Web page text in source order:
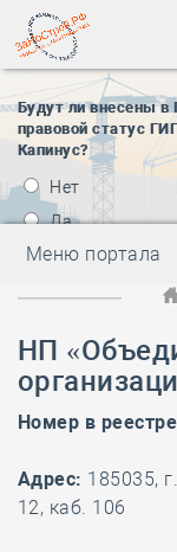
Будут ли внесены
правовой статус
Капинус?
Нет
Да
Меню портала
НП
Номер в
Адрес: 185035,
12, каб. 106